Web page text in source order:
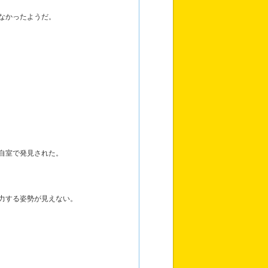
ったようだ。
で発見された。
る姿勢が見えない。